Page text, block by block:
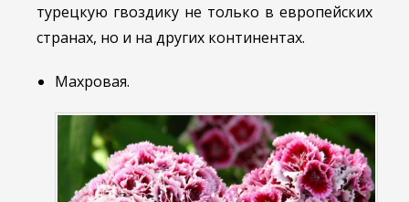
турецкую гвоздику не только в европейских
странах, но и на других континентах.
Махровая.